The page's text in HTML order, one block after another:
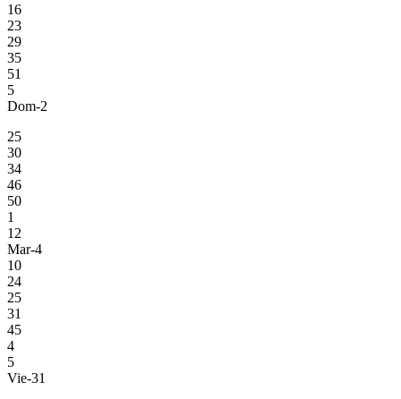
16
23
29
35
51
5
Dom-2
25
30
34
46
50
1
12
Mar-4
10
24
25
31
45
4
5
Vie-31